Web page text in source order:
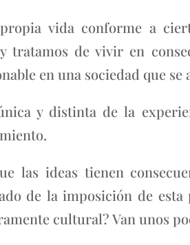
vida conforme a
tratamos de vivir en
en una sociedad que
y distinta de la
las ideas tienen
de la imposición de
cultural? Van unos